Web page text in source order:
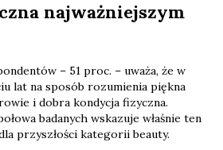
najważniejszym
– 51 proc. – uważa, że w
lat na sposób rozumienia piękna
i dobra kondycja fizyczna.
badanych wskazuje właśnie ten
przyszłości kategorii beauty.